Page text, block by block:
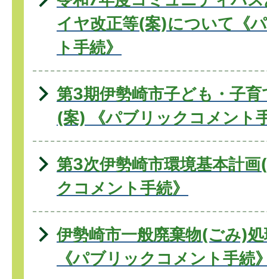
イヤ改正等(案)について《
ト手続》
第3期伊勢崎市子ども・子
(案) 《パブリックコメント
第3次伊勢崎市環境基本計
クコメント手続》
伊勢崎市一般廃棄物(ごみ)
《パブリックコメント手続